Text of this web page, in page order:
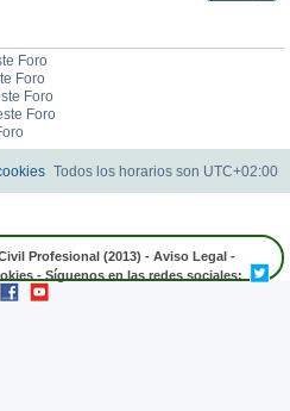
Foro
Foro
Foro
Foro
Todos los horarios son UTC+02:00
Profesional (2013) - Aviso Legal -
- Síguenos en las redes sociales: